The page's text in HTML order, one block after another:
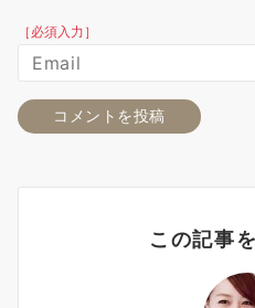
［必須入力］
この記事